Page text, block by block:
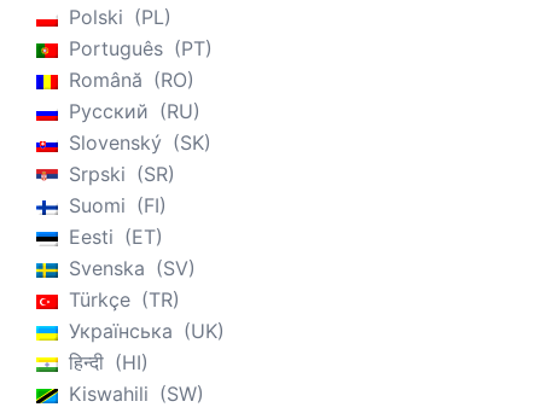
Polski
PL
Português
PT
Română
RO
Русский
RU
Slovenský
SK
Srpski
SR
Suomi
FI
Eesti
ET
Svenska
SV
Türkçe
TR
Українська
UK
हिन्दी
HI
Kiswahili
SW